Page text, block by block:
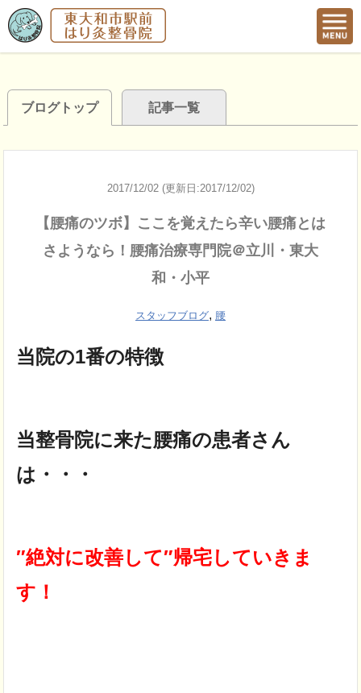
ブログトップ 記事一覧
2017/12/02 (更新日:2017/12/02)
【腰痛のツボ】ここを覚えたら辛い腰痛とは
さようなら！腰痛治療専門院＠立川・東大
和・小平
スタッフブログ, 腰
当院の1番の特徴
当整骨院に来た腰痛の患者さん
は・・・
″絶対に改善して″帰宅していきま
す！